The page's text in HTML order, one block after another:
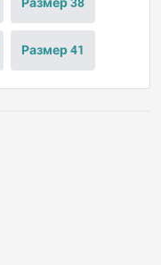
Размер 38
Размер 41